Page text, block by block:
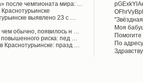
после чемпионата мира: …
выявлено 23 с …
обычно, появилось н …
повышенного риска: пед …
Краснотурьинске: празд …
своего
поднял
Моя
Айрих
в
По